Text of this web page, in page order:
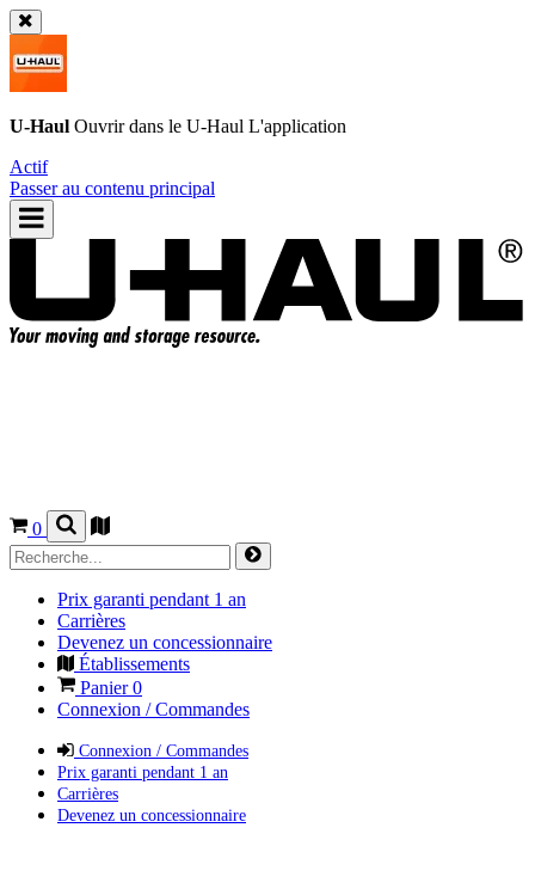
U-Haul Ouvrir dans le U-Haul L'application
Actif
Passer au contenu principal
0
Prix garanti pendant 1 an
Carrières
Devenez un concessionnaire
Établissements
Panier0
Connexion / Commandes
Connexion / Commandes
Prix garanti pendant 1 an
Carrières
Devenez un concessionnaire